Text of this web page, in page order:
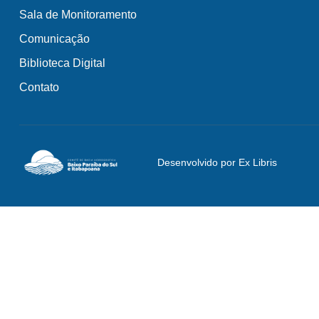
Sala de Monitoramento
Comunicação
Biblioteca Digital
Contato
Desenvolvido por Ex Libris